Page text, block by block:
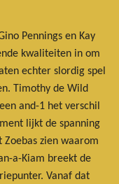
Pennings en Kay
kwaliteiten in om
echter slordig spel
Timothy de Wild
and-1 het verschil
lijkt de spanning
zien waarom
a-Kiam breekt de
Vanaf dat